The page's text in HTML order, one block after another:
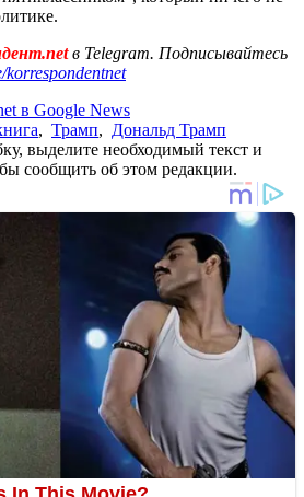
в Telegram. Подписывайтесь
korrespondentnet
в Google News
, Трамп, Дональд Трамп
выделите необходимый текст и
сообщить об этом редакции.